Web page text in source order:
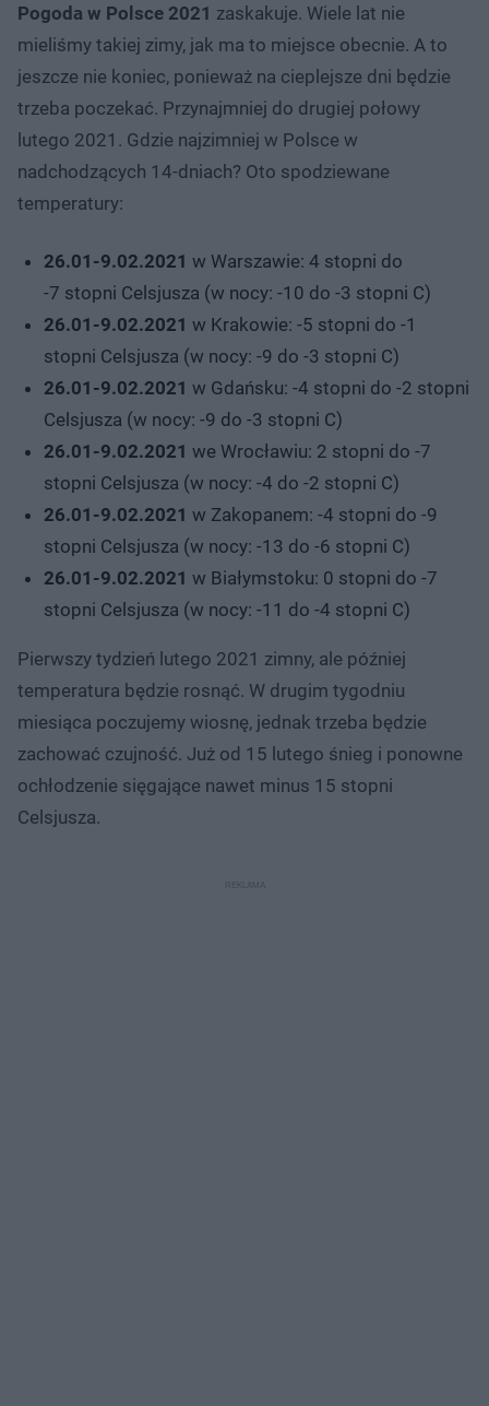
Pogoda w Polsce 2021 zaskakuje. Wiele lat nie
mieliśmy takiej zimy, jak ma to miejsce obecnie. A to
jeszcze nie koniec, ponieważ na cieplejsze dni będzie
trzeba poczekać. Przynajmniej do drugiej połowy
lutego 2021. Gdzie najzimniej w Polsce w
nadchodzących 14-dniach? Oto spodziewane
temperatury:
26.01-9.02.2021 w Warszawie: 4 stopni do
-7 stopni Celsjusza (w nocy: -10 do -3 stopni C)
26.01-9.02.2021 w Krakowie: -5 stopni do -1
stopni Celsjusza (w nocy: -9 do -3 stopni C)
26.01-9.02.2021 w Gdańsku: -4 stopni do -2 stopni
Celsjusza (w nocy: -9 do -3 stopni C)
26.01-9.02.2021 we Wrocławiu: 2 stopni do -7
stopni Celsjusza (w nocy: -4 do -2 stopni C)
26.01-9.02.2021 w Zakopanem: -4 stopni do -9
stopni Celsjusza (w nocy: -13 do -6 stopni C)
26.01-9.02.2021 w Białymstoku: 0 stopni do -7
stopni Celsjusza (w nocy: -11 do -4 stopni C)
Pierwszy tydzień lutego 2021 zimny, ale później
temperatura będzie rosnąć. W drugim tygodniu
miesiąca poczujemy wiosnę, jednak trzeba będzie
zachować czujność. Już od 15 lutego śnieg i ponowne
ochłodzenie sięgające nawet minus 15 stopni
Celsjusza.